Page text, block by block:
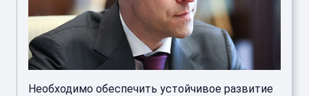
Необходимо обеспечить устойчивое развитие